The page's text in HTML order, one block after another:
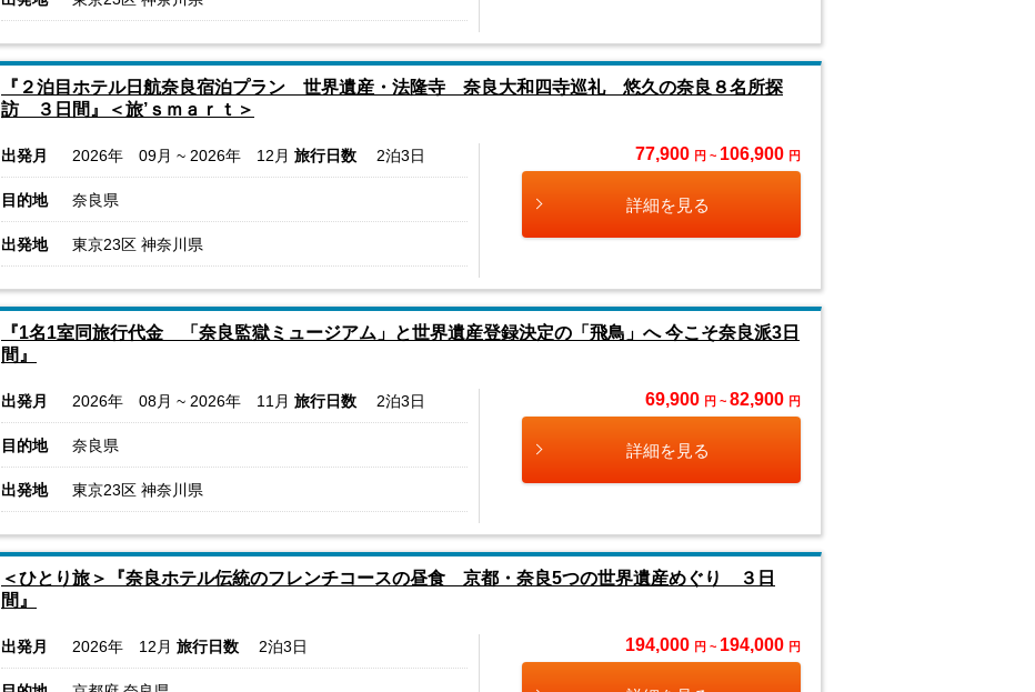
『２泊目ホテル日航奈良宿泊プラン 世界遺産・法隆寺 奈良大和四寺巡礼 悠久の奈良８名所探
訪 ３日間』＜旅’ｓｍａｒｔ＞
出発月 2026年 09月 ~ 2026年 12月 旅行日数 2泊3日
目的地 奈良県
出発地 東京23区 神奈川県
77,900 円 ~ 106,900 円
詳細を見る
『1名1室同旅行代金 「奈良監獄ミュージアム」と世界遺産登録決定の「飛鳥」へ 今こそ奈良派3日
間』
出発月 2026年 08月 ~ 2026年 11月 旅行日数 2泊3日
目的地 奈良県
出発地 東京23区 神奈川県
69,900 円 ~ 82,900 円
詳細を見る
＜ひとり旅＞『奈良ホテル伝統のフレンチコースの昼食 京都・奈良5つの世界遺産めぐり ３日
間』
出発月 2026年 12月 旅行日数 2泊3日 194,000 円 ~ 194,000 円